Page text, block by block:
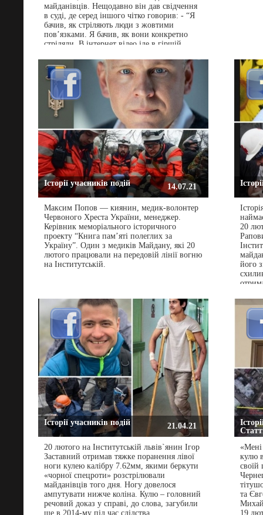
майданівців. Нещодавно він дав свідчення
в суді, де серед іншого чітко говорив: - “Я
бачив, як стріляють люди з жовтими
пов’язками. Я бачив, як вони конкретно
стріляли. В інтернет відео іде в гіршій
якості. Я бачив більше, ніж було на екрані.
Бачив, як чоловіки з жовтими пов\'язками
на руках стояли біля барикади з мішків і
стріляли в протестувальників. Бачив, як ті
падали від пострілів”, - розповів свідок.
Детальніше читайте у статті Артура Пріхно:
https://lb.ua/society/2021/10/07/
Історії учасників подій 14.07.21
Максим Попов — киянин, медик-волонтер
Червоного Хреста України, менеджер.
Керівник меморіального історичного
проекту “Книга пам’яті полеглих за
Україну”. Один з медиків Майдану, які 20
лютого працювали на передовій лінії вогню
на Інститутській.
20
його
Історії учасників подій 21.04.21
20 лютого на Інститутській львів`янин Ігор
Заставний отримав тяжке поранення лівої
ноги кулею калібру 7.62мм, якими беркути
«чорної спецроти» розстрілювали
майданівців того дня. Ногу довелося
ампутувати нижче коліна. Кулю – головний
речовий доказ у справі, до слова, загубили
ще в 2014-му під час слідства…
кулю
своїй
та
19